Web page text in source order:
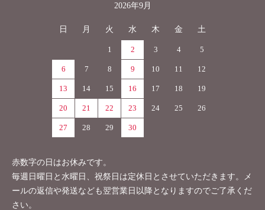
2026年9月
日 月 火 水 木 金 土
1 2 3 4 5
6 7 8 9 10 11 12
13 14 15 16 17 18 19
20 21 22 23 24 25 26
27 28 29 30
赤数字の日はお休みです。
毎週日曜日と水曜日、祝祭日は定休日とさせていただきます。メ
ールの返信や発送なども翌営業日以降となりますのでご了承くだ
さい。